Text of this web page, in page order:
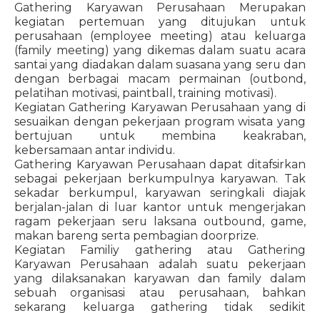
Gathering Karyawan Perusahaan Merupakan
kegiatan pertemuan yang ditujukan untuk
perusahaan (employee meeting) atau keluarga
(family meeting) yang dikemas dalam suatu acara
santai yang diadakan dalam suasana yang seru dan
dengan berbagai macam permainan (outbond,
pelatihan motivasi, paintball, training motivasi).
Kegiatan Gathering Karyawan Perusahaan yang di
sesuaikan dengan pekerjaan program wisata yang
bertujuan untuk membina keakraban,
kebersamaan antar individu.
Gathering Karyawan Perusahaan dapat ditafsirkan
sebagai pekerjaan berkumpulnya karyawan. Tak
sekadar berkumpul, karyawan seringkali diajak
berjalan-jalan di luar kantor untuk mengerjakan
ragam pekerjaan seru laksana outbound, game,
makan bareng serta pembagian doorprize.
Kegiatan Familiy gathering atau Gathering
Karyawan Perusahaan adalah suatu pekerjaan
yang dilaksanakan karyawan dan family dalam
sebuah organisasi atau perusahaan, bahkan
sekarang keluarga gathering tidak sedikit